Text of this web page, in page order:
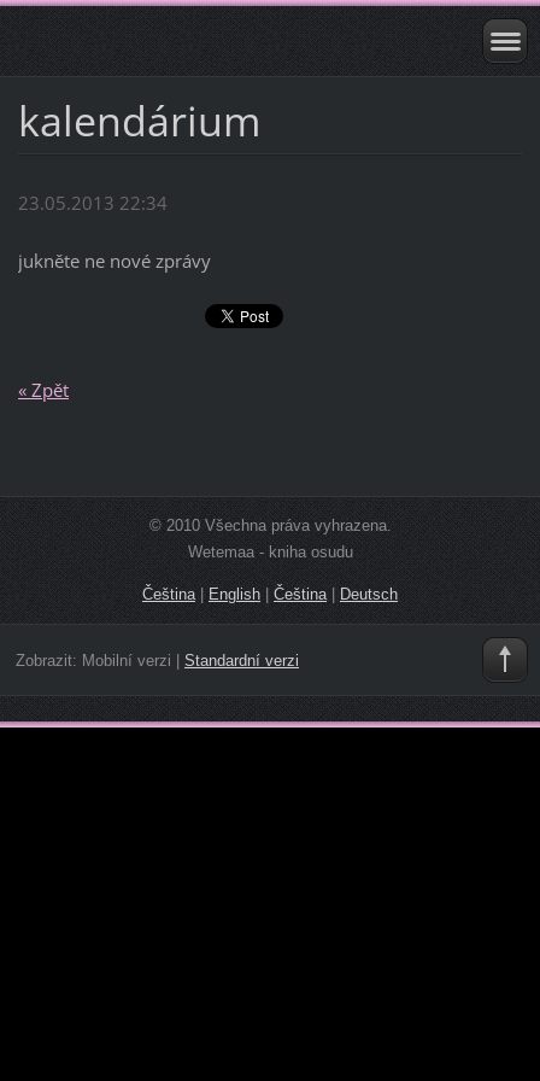
kalendárium
23.05.2013 22:34
jukněte ne nové zprávy
« Zpět
© 2010 Všechna práva vyhrazena.
Wetemaa - kniha osudu
Čeština | English | Čeština | Deutsch
Zobrazit: Mobilní verzi Standardní verzi